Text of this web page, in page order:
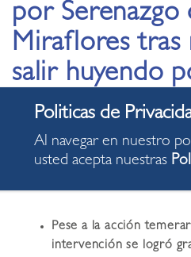
por Serenazgo
Miraflores tras
salir huyendo
autopista de la
Expresa
Pese a la acción
intervención se logró
Al navegar en nuestro
usted acepta nuestras